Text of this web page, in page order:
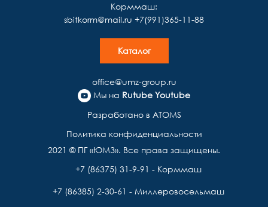
Корммаш:
sbitkorm@mail.ru +7(991)365-11-88
Каталог
office@umz-group.ru
Мы на Rutube Youtube
Разработано в ATOMS
Политика конфиденциальности
2021 © ПГ «ЮМЗ». Все права защищены.
+7 (86375) 31-9-91 - Корммаш
+7 (86385) 2-30-61 - Миллеровосельмаш